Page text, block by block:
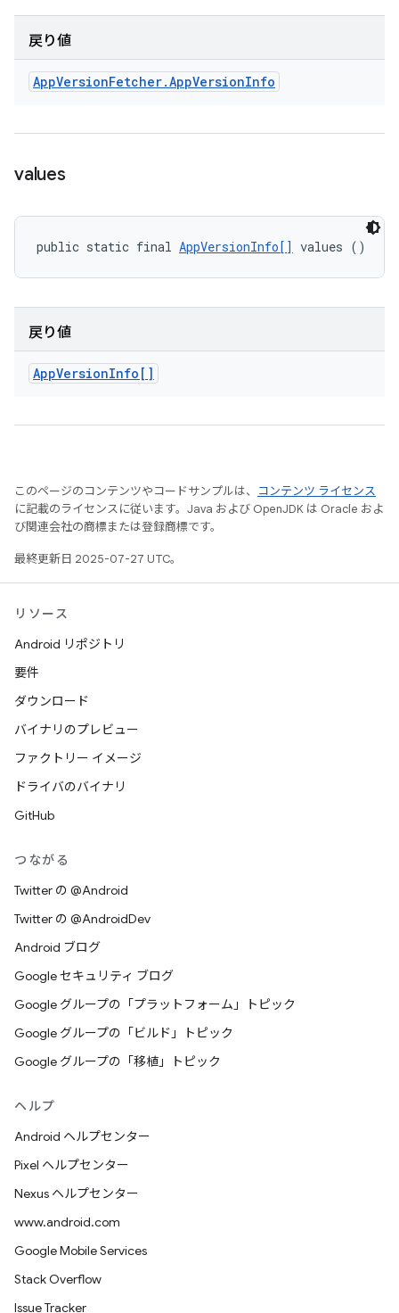
戻り値
AppVersionFetcher.AppVersionInfo
values
public static final AppVersionInfo[] values ()
戻り値
AppVersionInfo[]
このページのコンテンツやコードサンプルは、
コンテンツ ライセンス
に記載のライセンスに従います。Java および OpenJDK は Oracle およ
び関連会社の商標または登録商標です。
最終更新日 2025-07-27 UTC。
リソース
Android リポジトリ
要件
ダウンロード
バイナリのプレビュー
ファクトリー イメージ
ドライバのバイナリ
GitHub
つながる
Twitter の @Android
Twitter の @AndroidDev
Android ブログ
Google セキュリティ ブログ
Google グループの「プラットフォーム」トピック
Google グループの「ビルド」トピック
Google グループの「移植」トピック
ヘルプ
Android ヘルプセンター
Pixel ヘルプセンター
Nexus ヘルプセンター
www.android.com
Google Mobile Services
Stack Overflow
Issue Tracker